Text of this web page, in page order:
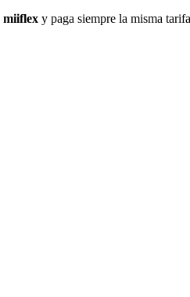
miiflex y paga siempre la misma